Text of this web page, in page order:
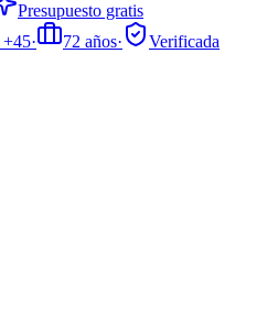
Presupuesto gratis
+45· 72 años·
Verificada